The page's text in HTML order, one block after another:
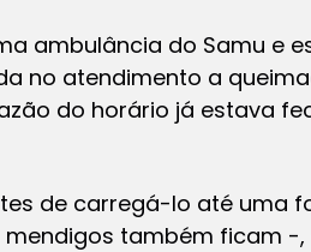
ambulância do Samu e
no atendimento a
do horário já estava
de carregá-lo até uma
também ficam -